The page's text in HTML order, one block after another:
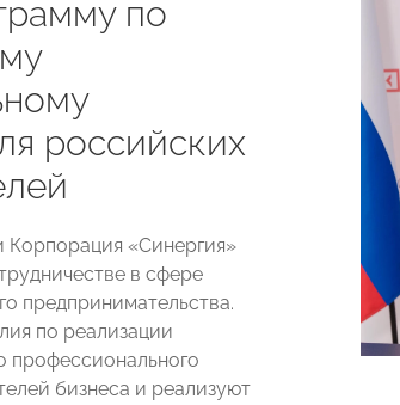
по
российских
«Синергия»
в сфере
предпринимательства.
по реализации
профессионального
бизнеса и реализуют